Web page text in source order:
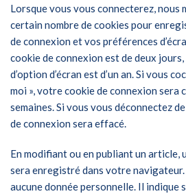
Lorsque vous vous connecterez, nous
certain nombre de cookies pour
de connexion et vos préférences
cookie de connexion est de deux jours,
d’option d’écran est d’un an. Si vous
moi », votre cookie de connexion sera
semaines. Si vous vous déconnectez
de connexion sera effacé.
En modifiant ou en publiant un article,
sera enregistré dans votre navigateur.
aucune donnée personnelle. Il indique